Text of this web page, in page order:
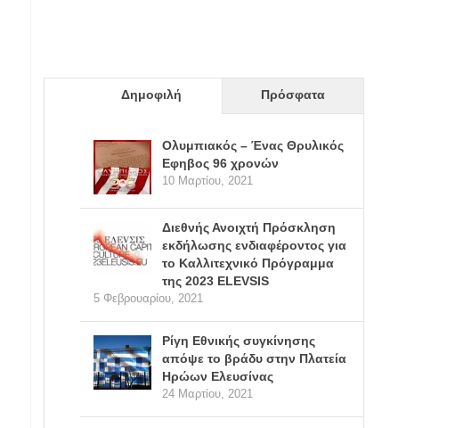
Δημοφιλή Πρόσφατα
Ολυμπιακός – Ένας Θρυλικός
Εφηβος 96 χρονών
10 Μαρτίου, 2021
Διεθνής Ανοιχτή Πρόσκληση
εκδήλωσης ενδιαφέροντος για
το Καλλιτεχνικό Πρόγραμμα
της 2023 ELEVSIS
5 Φεβρουαρίου, 2021
Ρίγη Εθνικής συγκίνησης
απόψε το βράδυ στην Πλατεία
Ηρώων Ελευσίνας
24 Μαρτίου, 2021